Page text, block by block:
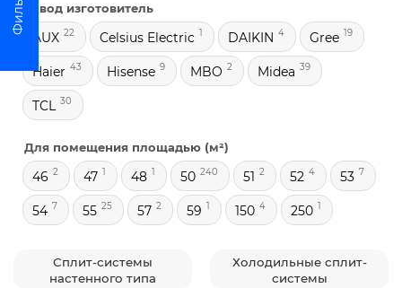
Завод изготовитель
AUX 22 Celsius Electric 1 DAIKIN 4 Gree 19
Haier 43 Hisense 9 MBO 2 Midea 39
TCL 30
Для помещения площадью (м²)
46 2 47 1 48 1 50 240 51 2 52 4 53 7
54 7 55 25 57 2 59 1 150 4 250 1
Сплит-системы
настенного типа
Холодильные сплит-
системы